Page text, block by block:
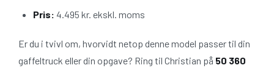
Pris: 4.495 kr. ekskl. moms
Er du i tvivl om, hvorvidt netop denne model passer til din
gaffeltruck eller din opgave? Ring til Christian på 50 360